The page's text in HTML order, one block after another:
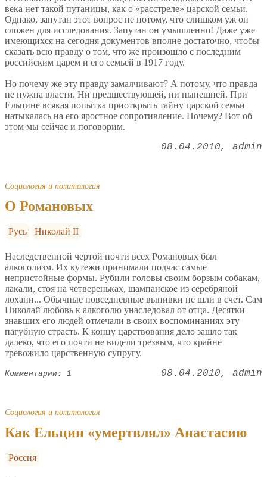
века нет такой путаницы, как о «расстреле» царской семьи.
Однако, запутан этот вопрос не потому, что слишком уж он
сложен для исследования. Запутан он умышленно! Даже уже
имеющихся на сегодня документов вполне достаточно, чтобы
сказать всю правду о том, что же произошло с последним
российским царем и его семьей в 1917 году.
Но почему же эту правду замалчивают? А потому, что правда
не нужна власти. Ни предшествующей, ни нынешней. При
Ельцине всякая попытка приоткрыть тайну царской семьи
натыкалась на его яростное сопротивление. Почему? Вот об
этом мы сейчас и поговорим.
08.04.2010 admin
Социология и политология
О Романовых
Русь Николай II
Наследственной чертой почти всех Романовых был
алкоголизм. Их кутежи принимали подчас самые
непристойные формы. Рубили головы своим борзым собакам,
лакали, стоя на четвереньках, шампанское из серебряной
лохани... Обычные повседневные выпивки не шли в счет. Сам
Николай любовь к алкоголю унаследовал от отца. Десятки
знавших его людей отмечали в своих воспоминаниях эту
пагубную страсть. К концу царствования дело зашло так
далеко, что его почти не видели трезвым, что крайне
тревожило царственную супругу.
Комментарии: 1 08.04.2010 admin
Социология и политология
Как Ельцин «умертвлял» Анастасию
Россия